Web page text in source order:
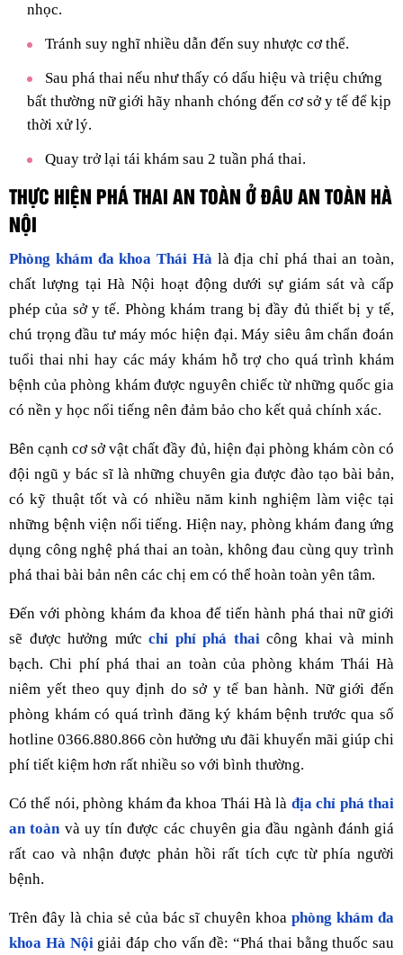
nhọc.
Tránh suy nghĩ nhiều dẫn đến suy nhược cơ thể.
Sau phá thai nếu như thấy có dấu hiệu và triệu chứng
bất thường nữ giới hãy nhanh chóng đến cơ sở y tế để kịp
thời xử lý.
Quay trở lại tái khám sau 2 tuần phá thai.
THỰC HIỆN PHÁ THAI AN TOÀN Ở ĐÂU AN TOÀN HÀ
NỘI
Phòng khám đa khoa Thái Hàlà địa chỉ phá thai an toàn,
chất lượng tại Hà Nội hoạt động dưới sự giám sát và cấp
phép của sở y tế. Phòng khám trang bị đầy đủ thiết bị y tế,
chú trọng đầu tư máy móc hiện đại. Máy siêu âm chẩn đoán
tuổi thai nhi hay các máy khám hỗ trợ cho quá trình khám
bệnh của phòng khám được nguyên chiếc từ những quốc gia
có nền y học nổi tiếng nên đảm bảo cho kết quả chính xác.
Bên cạnh cơ sở vật chất đầy đủ, hiện đại phòng khám còn có
đội ngũ y bác sĩ là những chuyên gia được đào tạo bài bản,
có kỹ thuật tốt và có nhiều năm kinh nghiệm làm việc tại
những bệnh viện nổi tiếng. Hiện nay, phòng khám đang ứng
dụng công nghệ phá thai an toàn, không đau cùng quy trình
phá thai bài bản nên các chị em có thể hoàn toàn yên tâm.
Đến với phòng khám đa khoa để tiến hành phá thai nữ giới
sẽ được hưởng mứcchi phí phá thaicông khai và minh
bạch. Chi phí phá thai an toàn của phòng khám Thái Hà
niêm yết theo quy định do sở y tế ban hành. Nữ giới đến
phòng khám có quá trình đăng ký khám bệnh trước qua số
hotline 0366.880.866 còn hưởng ưu đãi khuyến mãi giúp chi
phí tiết kiệm hơn rất nhiều so với bình thường.
Có thể nói, phòng khám đa khoa Thái Hà là địa chỉ phá thai
an toànvà uy tín được các chuyên gia đầu ngành đánh giá
rất cao và nhận được phản hồi rất tích cực từ phía người
bệnh.
Trên đây là chia sẻ của bác sĩ chuyên khoaphòng khám đa
khoa Hà Nộigiải đáp cho vấn đề: “Phá thai bằng thuốc sau